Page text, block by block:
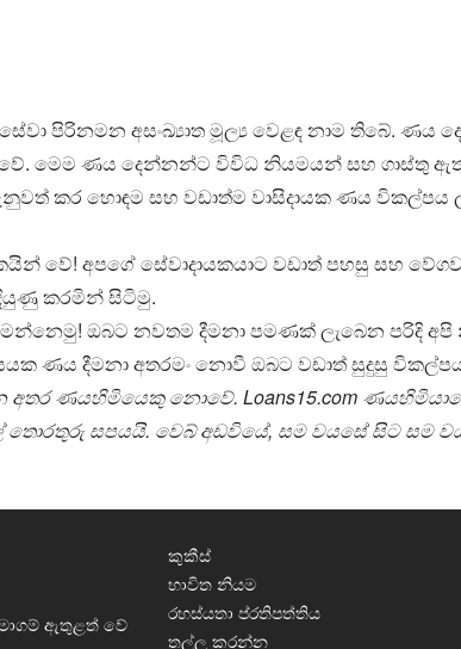
පිරිනමන අසංඛ්‍යාත මූල්‍ය වෙළඳ නාම තිබේ.
මෙම ණය දෙන්නන්ට විවිධ නියමයන් සහ ගාස්තු ඇත,
කර හොඳම සහ වඩාත්ම වාසිදායක ණය විකල්පය
වේ! අපගේ සේවාදායකයාට වඩාත් පහසු සහ
කරමින් සිටිමු.
ඔබට නවතම දීමනා පමණක් ලැබෙන පරිදි
ණය දීමනා අතරමං නොවී ඔබට වඩාත් සුදුසු
අතර ණයහිමියෙකු නොවේ. Loans15.com
සපයයි. වෙබ් අඩවියේ, සම වයසේ සිට සම
ඇතුළත් වේ
කුකීස්
භාවිත නියම
රහස්යතා ප්රතිපත්තිය
තල්ලු කරන්න